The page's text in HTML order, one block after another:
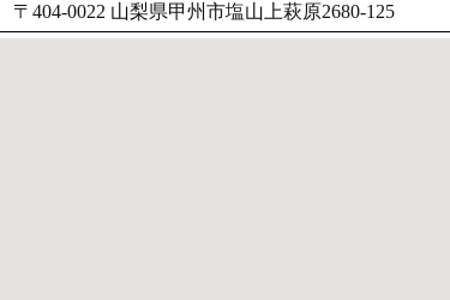
〒404-0022 山梨県甲州市塩山上萩原2680-125